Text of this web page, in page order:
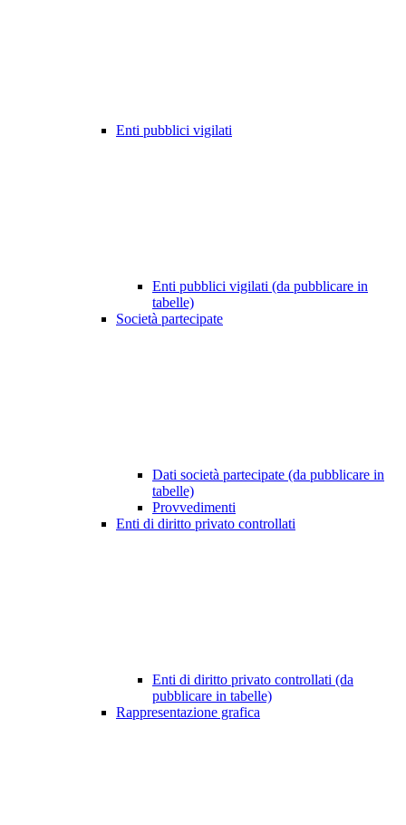
Enti pubblici vigilati
Enti pubblici vigilati (da pubblicare in
tabelle)
Società partecipate
Dati società partecipate (da pubblicare in
tabelle)
Provvedimenti
Enti di diritto privato controllati
Enti di diritto privato controllati (da
pubblicare in tabelle)
Rappresentazione grafica